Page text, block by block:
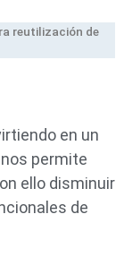
reutilización de
en un
permite
ello disminuir
de